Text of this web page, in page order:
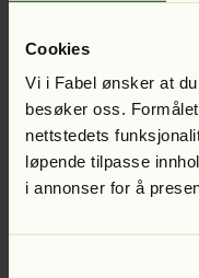
Cookies
Vi i Fabel ønsker at
besøker oss.
nettstedets
løpende tilpasse
i annonser for å